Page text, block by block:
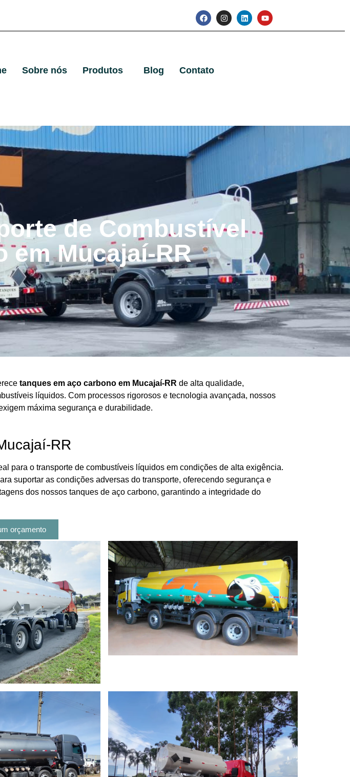
Sobre nós Produtos Blog Contato
de Combustível
em Mucajaí-RR
tanques em aço carbono em Mucajaí-RR de alta qualidade,
líquidos. Com processos rigorosos e tecnologia avançada, nossos
máxima segurança e durabilidade.
RR
para o transporte de combustíveis líquidos em condições de alta exigência.
suportar as condições adversas do transporte, oferecendo segurança e
dos nossos tanques de aço carbono, garantindo a integridade do
orçamento